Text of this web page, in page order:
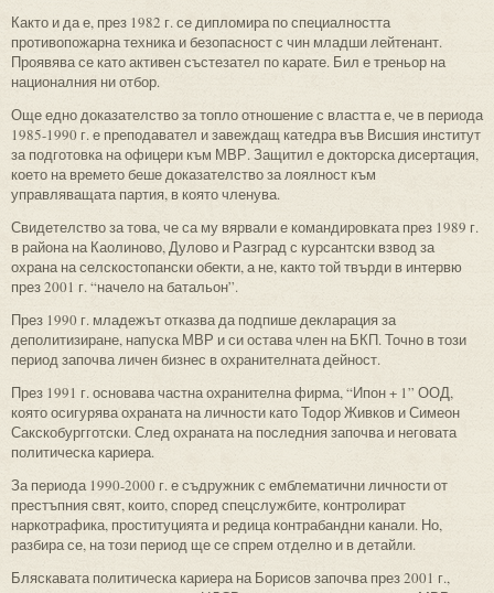
Както и да е, през 1982 г. се дипломира по специалността
противопожарна техника и безопасност с чин младши лейтенант.
Проявява се като активен състезател по карате. Бил е треньор на
националния ни отбор.
Още едно доказателство за топло отношение с властта е, че в периода
1985-1990 г. е преподавател и завеждащ катедра във Висшия институт
за подготовка на офицери към МВР. Защитил е докторска дисертация,
което на времето беше доказателство за лоялност към
управляващата партия, в която членува.
Свидетелство за това, че са му вярвали е командировката през 1989 г.
в района на Каолиново, Дулово и Разград с курсантски взвод за
охрана на селскостопански обекти, а не, както той твърди в интервю
през 2001 г. “начело на батальон”.
През 1990 г. младежът отказва да подпише декларация за
деполитизиране, напуска МВР и си остава член на БКП. Точно в този
период започва личен бизнес в охранителната дейност.
През 1991 г. основава частна охранителна фирма, “Ипон + 1” ООД,
която осигурява охраната на личности като Тодор Живков и Симеон
Сакскобургготски. След охраната на последния започва и неговата
политическа кариера.
За периода 1990-2000 г. е съдружник с емблематични личности от
престъпния свят, които, според спецслужбите, контролират
наркотрафика, проституцията и редица контрабандни канали. Но,
разбира се, на този период ще се спрем отделно и в детайли.
Бляскавата политическа кариера на Борисов започва през 2001 г.,